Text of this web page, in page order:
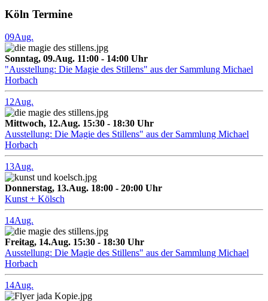
Köln Termine
09Aug.
Sonntag, 09.Aug. 11:00 - 14:00 Uhr
"Ausstellung: Die Magie des Stillens" aus der Sammlung Michael
Horbach
12Aug.
Mittwoch, 12.Aug. 15:30 - 18:30 Uhr
Ausstellung: Die Magie des Stillens" aus der Sammlung Michael
Horbach
13Aug.
Donnerstag, 13.Aug. 18:00 - 20:00 Uhr
Kunst + Kölsch
14Aug.
Freitag, 14.Aug. 15:30 - 18:30 Uhr
Ausstellung: Die Magie des Stillens" aus der Sammlung Michael
Horbach
14Aug.